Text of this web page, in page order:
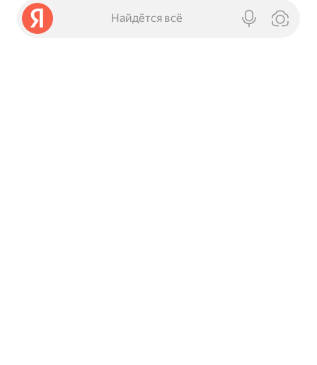
Найдётся всё